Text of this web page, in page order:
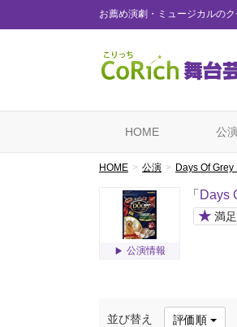
お薦め演劇・ミュージカルの
HOME 公
HOME 公演 Days Of
公演情報
「 Days
★ 満
並び替え 評価順